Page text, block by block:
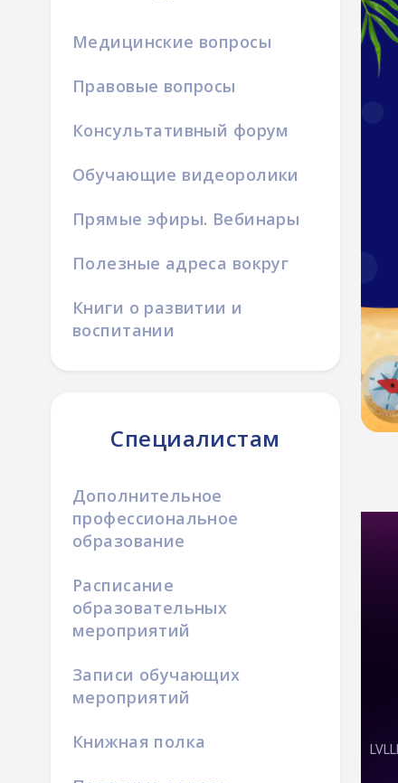
Медицинские вопросы
Правовые вопросы
Консультативный форум
Обучающие видеоролики
Прямые эфиры. Вебинары
Полезные адреса вокруг
Книги о развитии и
воспитании
Специалистам
Дополнительное
профессиональное
образование
Расписание
образовательных
мероприятий
Записи обучающих
мероприятий
Книжная полка
Даунсайд Ап
Дауна.